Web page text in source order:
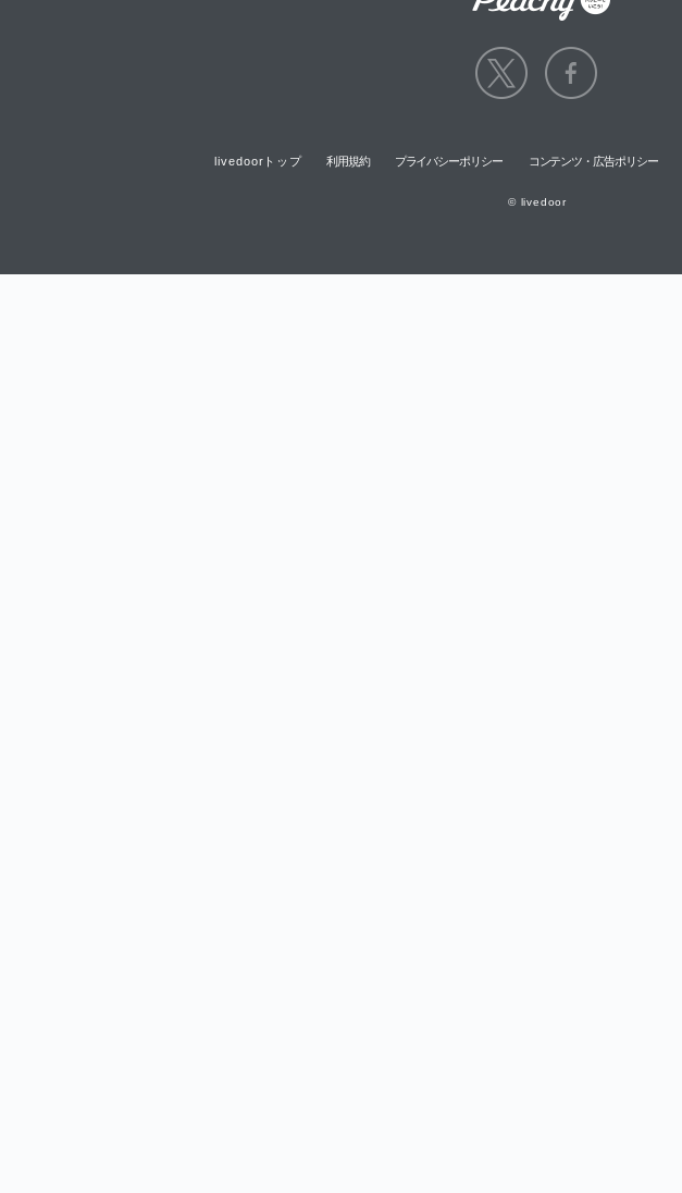
livedoorトップ 利用規約 プライバシーポリシー コンテンツ・広告ポリシー
© livedoor